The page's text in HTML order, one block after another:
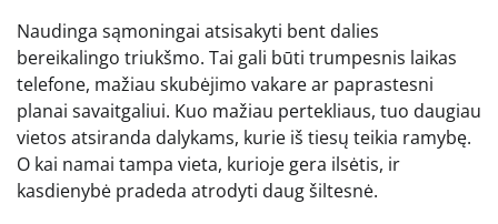
Naudinga sąmoningai atsisakyti bent dalies
bereikalingo triukšmo. Tai gali būti trumpesnis laikas
telefone, mažiau skubėjimo vakare ar paprastesni
planai savaitgaliui. Kuo mažiau pertekliaus, tuo daugiau
vietos atsiranda dalykams, kurie iš tiesų teikia ramybę.
O kai namai tampa vieta, kurioje gera ilsėtis, ir
kasdienybė pradeda atrodyti daug šiltesnė.